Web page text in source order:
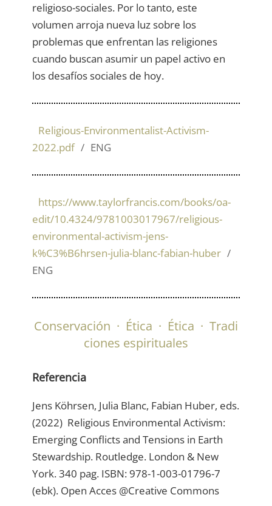
religioso-sociales. Por lo tanto, este
volumen arroja nueva luz sobre los
problemas que enfrentan las religiones
cuando buscan asumir un papel activo en
los desafíos sociales de hoy.
Religious-Environmentalist-Activism-
2022.pdf
ENG
https://www.taylorfrancis.com/books/oa-
edit/10.4324/9781003017967/religious-
environmental-activism-jens-
k%C3%B6hrsen-julia-blanc-fabian-huber
ENG
Conservación · Ética · Ética · Tradi
ciones espirituales
Referencia
Jens Köhrsen, Julia Blanc, Fabian Huber, eds.
(2022) Religious Environmental Activism:
Emerging Conflicts and Tensions in Earth
Stewardship. Routledge. London & New
York. 340 pag. ISBN: 978-1-003-01796-7
(ebk). Open Acces @Creative Commons